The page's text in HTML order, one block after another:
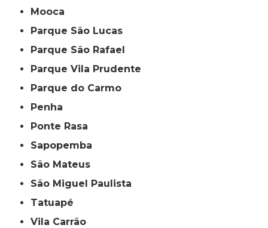
Mooca
Parque São Lucas
Parque São Rafael
Parque Vila Prudente
Parque do Carmo
Penha
Ponte Rasa
Sapopemba
São Mateus
São Miguel Paulista
Tatuapé
Vila Carrão